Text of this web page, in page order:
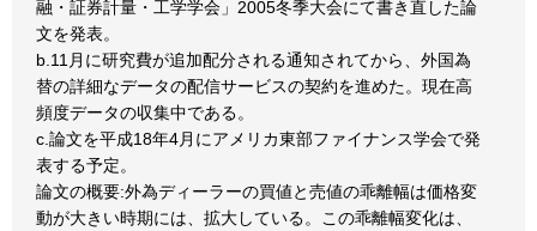
融・証券計量・工学学会」2005冬季大会にて書き直した論
文を発表。
b.11月に研究費が追加配分される通知されてから、外国為
替の詳細なデータの配信サービスの契約を進めた。現在高
頻度データの収集中である。
c.論文を平成18年4月にアメリカ東部ファイナンス学会で発
表する予定。
論文の概要:外為ディーラーの買値と売値の乖離幅は価格変
動が大きい時期には、拡大している。この乖離幅変化は、